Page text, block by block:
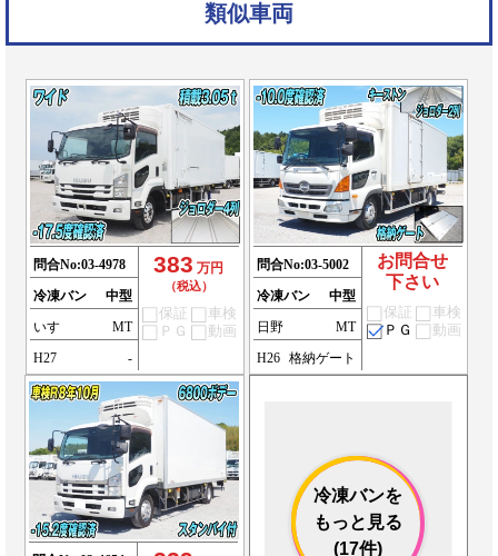
類似車両
問合No:03-4978
冷凍バン
中型
いすゞ
MT
H27
-
383 万円
（税込）
保証
車検
ＰＧ
動画
問合No:03-5002
冷凍バン
中型
日野
MT
H26 格納ゲート
お問合せ
下さい
保証
車検
ＰＧ
動画
冷凍バンを
もっと見る
(17件)